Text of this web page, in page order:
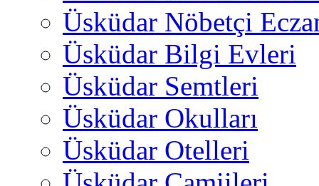
Üsküdar Nöbetçi
Üsküdar Bilgi Evleri
Üsküdar Semtleri
Üsküdar Okulları
Üsküdar Otelleri